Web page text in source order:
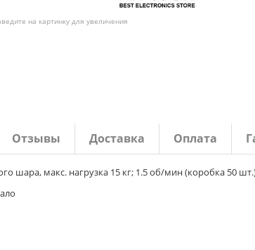
на картинку для увеличения
Отзывы Доставка Оплата
шара, макс. нагрузка 15 кг; 1.5 об/мин (коробка 50